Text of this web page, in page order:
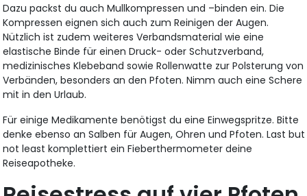
Dazu packst du auch Mullkompressen und –binden ein. Die
Kompressen eignen sich auch zum Reinigen der Augen.
Nützlich ist zudem weiteres Verbandsmaterial wie eine
elastische Binde für einen Druck- oder Schutzverband,
medizinisches Klebeband sowie Rollenwatte zur Polsterung von
Verbänden, besonders an den Pfoten. Nimm auch eine Schere
mit in den Urlaub.
Für einige Medikamente benötigst du eine Einwegspritze. Bitte
denke ebenso an Salben für Augen, Ohren und Pfoten. Last but
not least komplettiert ein Fieberthermometer deine
Reiseapotheke.